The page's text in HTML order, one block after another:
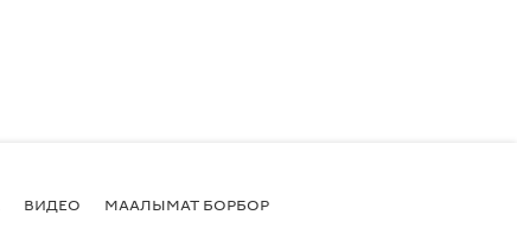
ВИДЕО МААЛЫМАТ БОРБОР